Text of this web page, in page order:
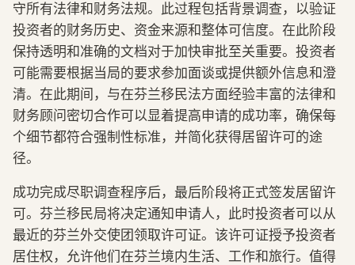
守所有法律和财务法规。此过程包括背景调查，以验证
投资者的财务历史、资金来源和整体可信度。在此阶段
保持透明和准确的文档对于加快审批至关重要。投资者
可能需要根据当局的要求参加面谈或提供额外信息和澄
清。在此期间，与在芬兰移民法方面经验丰富的法律和
财务顾问密切合作可以显着提高申请的成功率，确保每
个细节都符合强制性标准，并简化获得居留许可的途
径。
成功完成尽职调查程序后，最后阶段将正式签发居留许
可。芬兰移民局将决定通知申请人，此时投资者可以从
最近的芬兰外交使团领取许可证。该许可证授予投资者
居住权，允许他们在芬兰境内生活、工作和旅行。值得